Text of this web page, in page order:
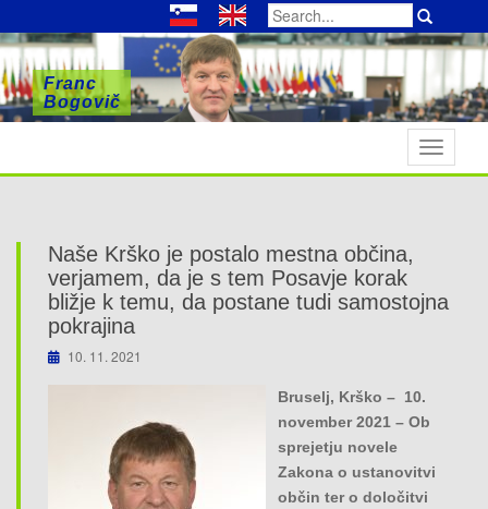
Search
for:
Franc
Bogovič
Franc
Bogovič
Franc
Bogovič
T
o
n
i
Naše Krško je postalo mestna občina,
verjamem, da je s tem Posavje korak
bližje k temu, da postane tudi samostojna
pokrajina
10. 11. 2021
Bruselj, Krško – 10.
november 2021 – Ob
sprejetju novele
Zakona o ustanovitvi
občin ter o določitvi